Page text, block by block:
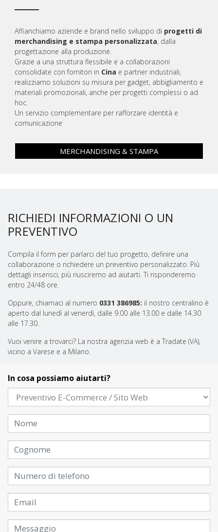
Affianchiamo aziende e brand nello sviluppo di progetti di
merchandising e stampa personalizzata, dalla
progettazione alla produzione.
Grazie a una struttura flessibile e a collaborazioni
consolidate con fornitori in Cina e partner industriali,
realizziamo soluzioni su misura per gadget, abbigliamento e
materiali promozionali, anche per progetti complessi o ad
hoc.
Un servizio complementare per rafforzare identità e
comunicazione
MERCHANDISING & STAMPA
RICHIEDI INFORMAZIONI O UN
PREVENTIVO
Compila il form per parlarci del tuo progetto, definire una
collaborazione o richiedere un preventivo personalizzato. Più
dettagli inserisci, più riusciremo ad aiutarti. Ti risponderemo
entro 24/48 ore.
Oppure, chiamaci al numero 0331 386985: il nostro centralino è
aperto dal lunedì al venerdì, dalle 9.00 alle 13.00 e dalle 14.30
alle 17.30.
Vuoi venire a trovarci? La nostra agenzia web è a Tradate (VA),
vicino a Varese e a Milano.
In cosa possiamo aiutarti?